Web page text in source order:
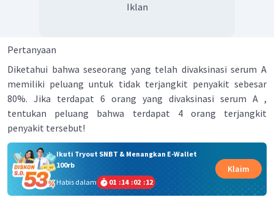
Iklan
Pertanyaan
Diketahui bahwa seseorang yang telah divaksinasi serum A
memiliki peluang untuk tidak terjangkit penyakit sebesar
80%. Jika terdapat 6 orang yang divaksinasi serum A ,
tentukan peluang bahwa terdapat 4 orang terjangkit
penyakit tersebut!
Ikuti Tryout SNBT & Menangkan E-Wallet
100rb
Habis dalam
01 :14 :02 :12
Klaim